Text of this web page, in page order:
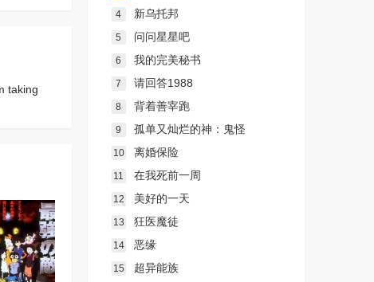
taking
4 新乌托邦
5 问问星星吧
6 我的完美秘书
7 请回答1988
8 背着善宰跑
9 孤单又灿烂的神：鬼怪
10 离婚保险
11 在我死前一周
12 美好的一天
13 狂医魔徒
14 恶缘
15 超异能族